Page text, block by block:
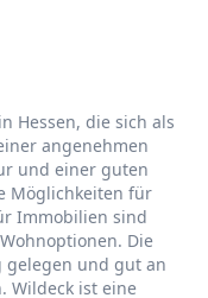
Hessen, die sich als
angenehmen
und einer guten
Möglichkeiten für
Immobilien sind
Die
gelegen und gut an
Wildeck ist eine